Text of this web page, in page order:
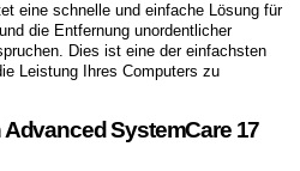
eine schnelle und einfache Lösung für
die Entfernung unordentlicher
Dies ist eine der einfachsten
Leistung Ihres Computers zu
SystemCare 17